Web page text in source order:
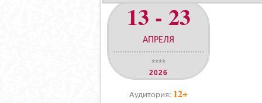
13 - 23
АПРЕЛЯ
****
2026
Аудитория: 12+